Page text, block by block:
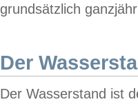
grundsätzlich
Der
Der Wasserstand ist